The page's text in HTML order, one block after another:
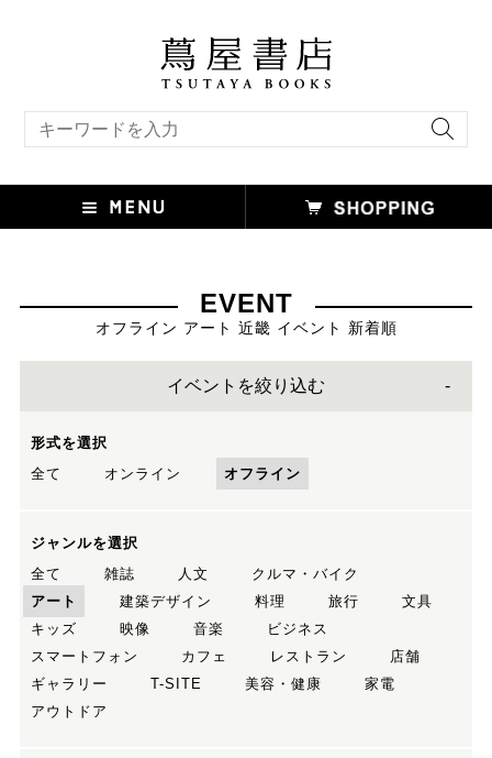
EVENT
オフライン アート 近畿 イベント 新着順
イベントを絞り込む
形式を選択
全て
オンライン オフライン
ジャンルを選択
全て
雑誌 人文
クルマ・バイク
アート
建築デザイン 料理 旅行
文具
キッズ
映像 音楽
ビジネス
スマートフォン
カフェ レストラン
店舗
ギャラリー
T-SITE 美容・健康
家電
アウトドア